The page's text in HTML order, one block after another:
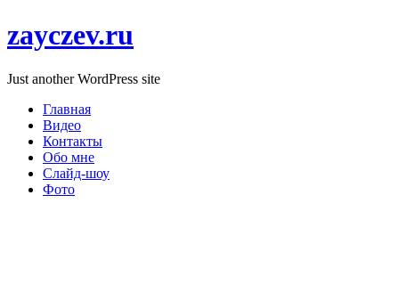
zayczev.ru
Just another WordPress site
Главная
Видео
Контакты
Обо мне
Слайд-шоу
Фото